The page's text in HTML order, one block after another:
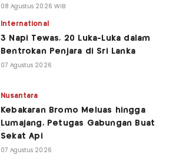
08 Agustus 2026 WIB
International
3 Napi Tewas, 20 Luka-Luka dalam
Bentrokan Penjara di Sri Lanka
07 Agustus 2026
Nusantara
Kebakaran Bromo Meluas hingga
Lumajang, Petugas Gabungan Buat
Sekat Api
07 Agustus 2026